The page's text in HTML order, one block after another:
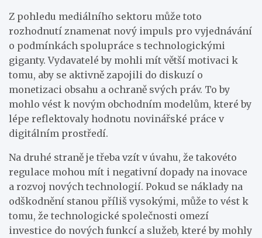
Z pohledu mediálního sektoru může toto
rozhodnutí znamenat nový impuls pro vyjednávání
o podmínkách spolupráce s technologickými
giganty. Vydavatelé by mohli mít větší motivaci k
tomu, aby se aktivně zapojili do diskuzí o
monetizaci obsahu a ochraně svých práv. To by
mohlo vést k novým obchodním modelům, které by
lépe reflektovaly hodnotu novinářské práce v
digitálním prostředí.
Na druhé straně je třeba vzít v úvahu, že takovéto
regulace mohou mít i negativní dopady na inovace
a rozvoj nových technologií. Pokud se náklady na
odškodnění stanou příliš vysokými, může to vést k
tomu, že technologické společnosti omezí
investice do nových funkcí a služeb, které by mohly